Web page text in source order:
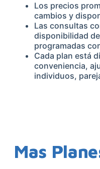
Los precios
cambios y
Las consultas
disponibilidad
programadas
Cada plan está
conveniencia,
individuos,
Mas